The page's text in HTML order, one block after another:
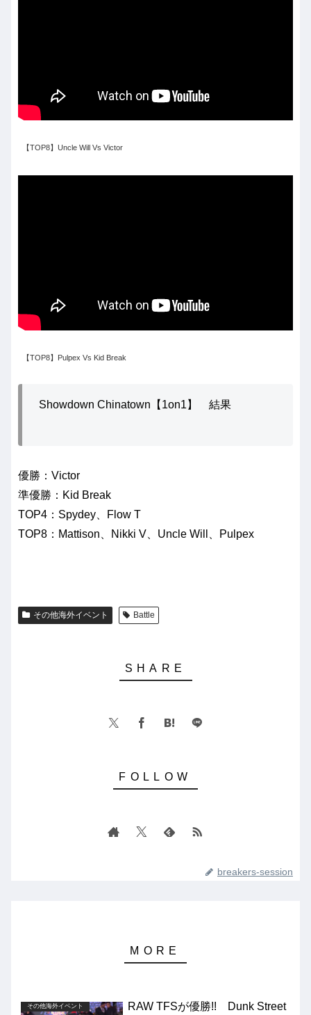
【TOP8】Uncle Will Vs Victor
【TOP8】Pulpex Vs Kid Break
Showdown Chinatown【1on1】 結果
優勝：Victor
準優勝：Kid Break
TOP4：Spydey、Flow T
TOP8：Mattison、Nikki V、Uncle Will、Pulpex
その他海外イベント Battle
breakers-session
その他海外イベント
RAW TFSが優勝!! Dunk Street